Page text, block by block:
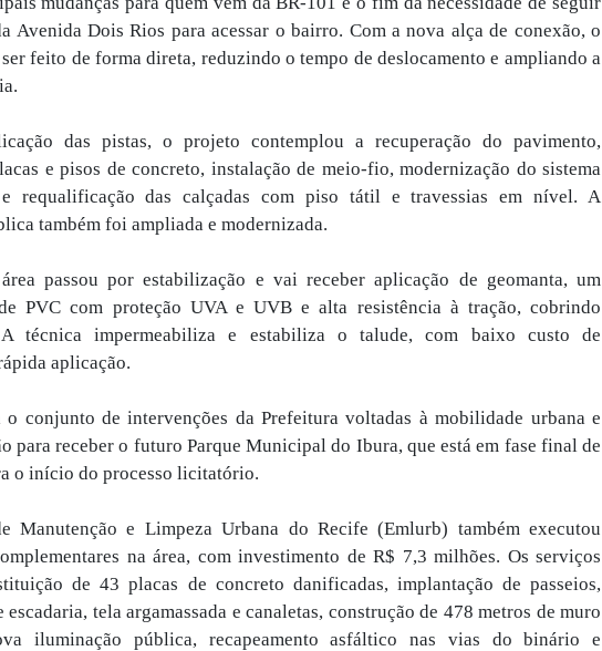
Avenida Dois Rios para acessar o bairro. Com a nova alça de conexão, o
ser feito de forma direta, reduzindo o tempo de deslocamento e ampliando a
das pistas, o projeto contemplou a recuperação do pavimento,
e pisos de concreto, instalação de meio-fio, modernização do sistema
requalificação das calçadas com piso tátil e travessias em nível. A
também foi ampliada e modernizada.
passou por estabilização e vai receber aplicação de geomanta, um
PVC com proteção UVA e UVB e alta resistência à tração, cobrindo
A técnica impermeabiliza e estabiliza o talude, com baixo custo de
aplicação.
conjunto de intervenções da Prefeitura voltadas à mobilidade urbana e
para receber o futuro Parque Municipal do Ibura, que está em fase final de
o início do processo licitatório.
Manutenção e Limpeza Urbana do Recife (Emlurb) também executou
na área, com investimento de R$ 7,3 milhões. Os serviços
de 43 placas de concreto danificadas, implantação de passeios,
escadaria, tela argamassada e canaletas, construção de 478 metros de muro
iluminação pública, recapeamento asfáltico nas vias do binário e